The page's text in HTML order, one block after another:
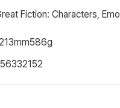
Fiction: Characters,
586g